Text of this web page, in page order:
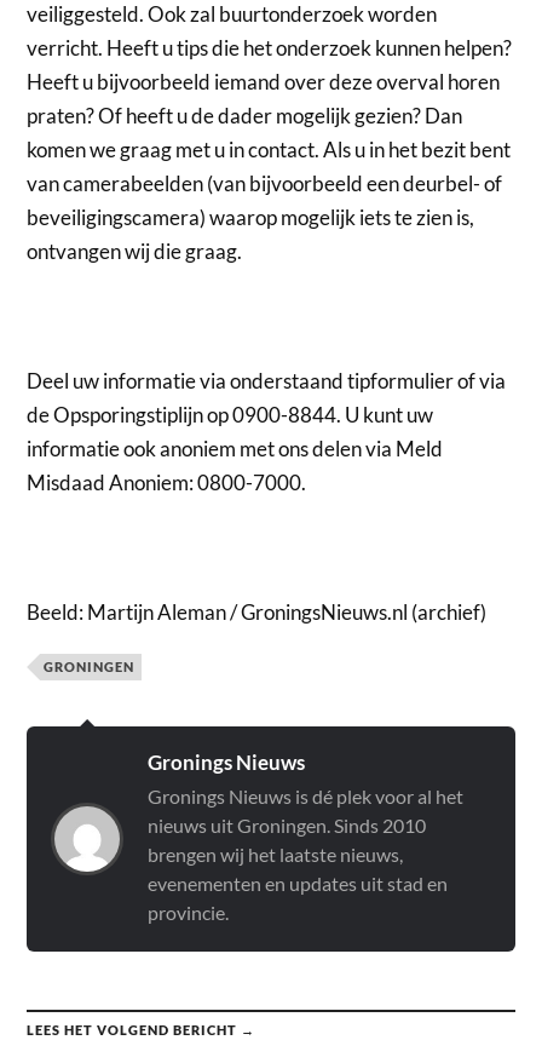
veiliggesteld. Ook zal buurtonderzoek worden
verricht. Heeft u tips die het onderzoek kunnen helpen?
Heeft u bijvoorbeeld iemand over deze overval horen
praten? Of heeft u de dader mogelijk gezien? Dan
komen we graag met u in contact. Als u in het bezit bent
van camerabeelden (van bijvoorbeeld een deurbel- of
beveiligingscamera) waarop mogelijk iets te zien is,
ontvangen wij die graag.
Deel uw informatie via onderstaand tipformulier of via
de Opsporingstiplijn op 0900-8844. U kunt uw
informatie ook anoniem met ons delen via Meld
Misdaad Anoniem: 0800-7000.
Beeld: Martijn Aleman / GroningsNieuws.nl (archief)
GRONINGEN
Gronings Nieuws
Gronings Nieuws is dé plek voor al het
nieuws uit Groningen. Sinds 2010
brengen wij het laatste nieuws,
evenementen en updates uit stad en
provincie.
LEES HET VOLGEND BERICHT →